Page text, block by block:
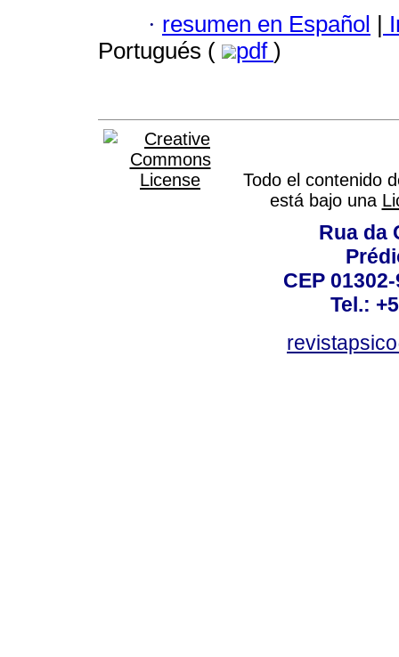
· resumen en Español |
Portugués (
pdf )
Todo el contenido
está bajo una
Rua da
CEP
Tel.: